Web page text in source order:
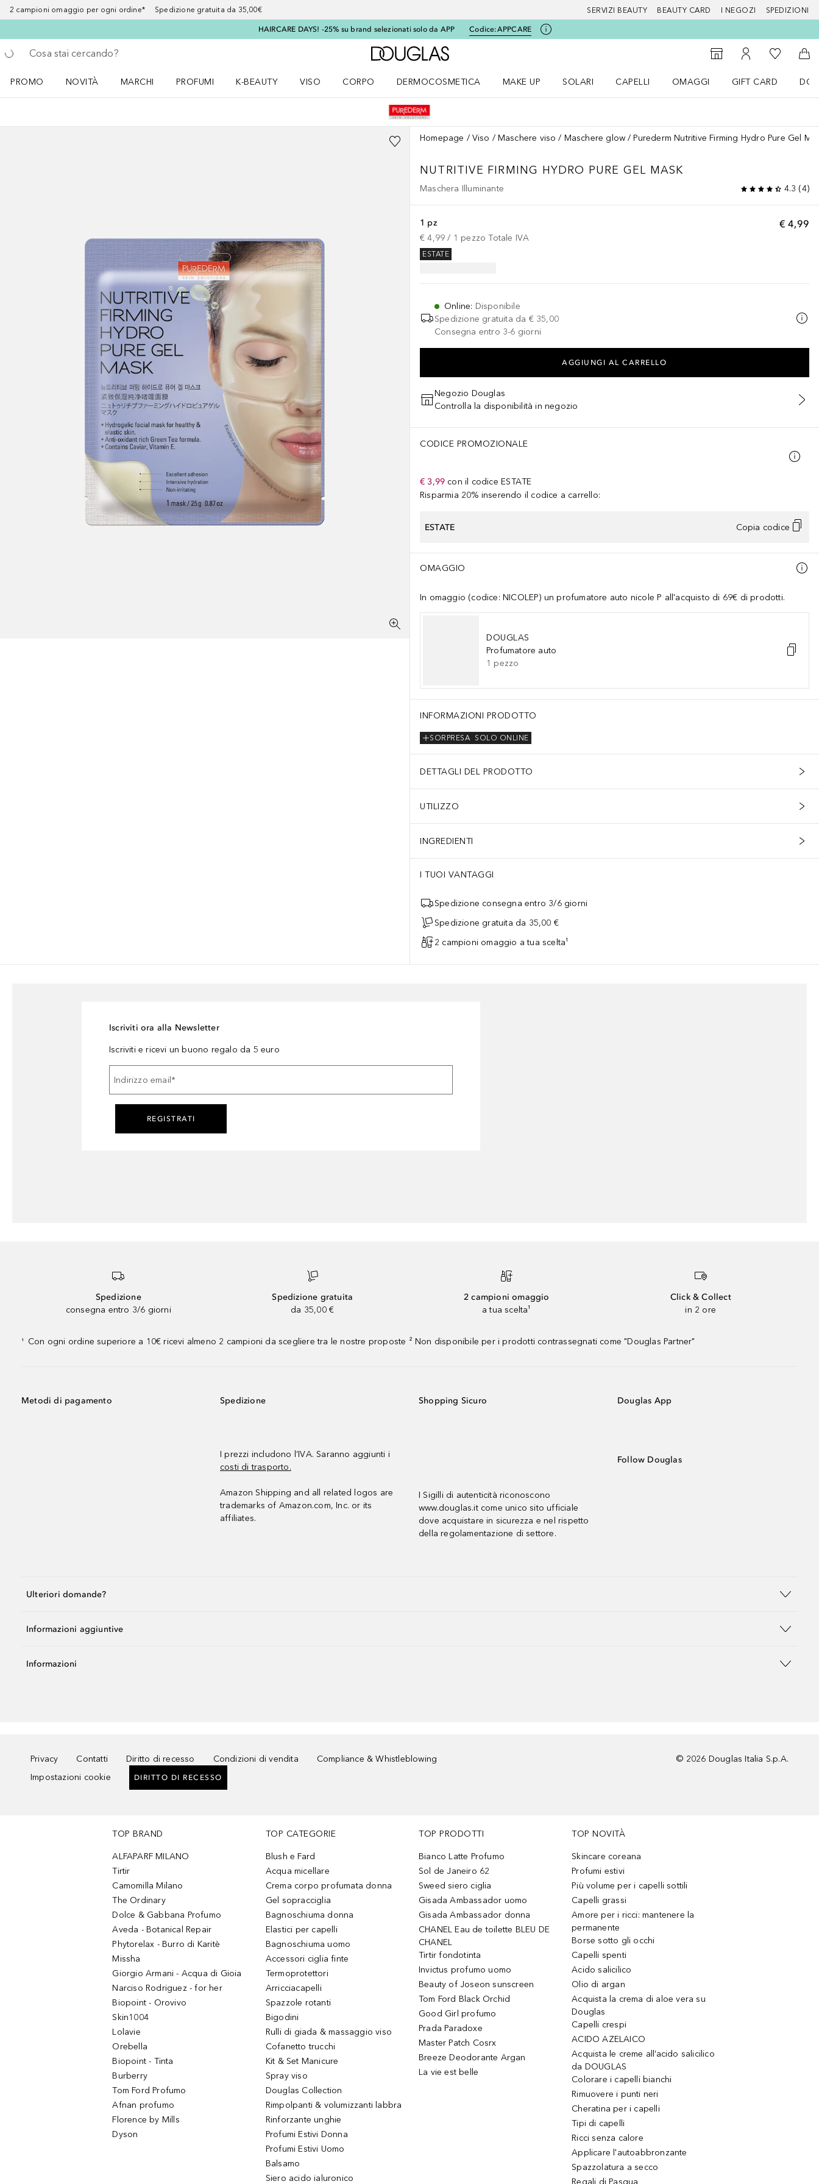
2 campioni omaggio per ogni ordine* Spedizione gratuita da 35,00€ SERVIZI BEAUTY BEAUTY CARD I NEGOZI SPEDIZIONI
HAIRCARE DAYS! -25% su brand selezionati solo da APP Codice:APPCARE
Torna indietro
Esegui ricerca
A Douglas Home
StorefinderAl Mio Account
Alla Mia
Al
PROMO
NOVITÀ
MARCHI
PROFUMI
K-BEAUTY
VISO
CORPO
DERMOCOSMETICA
MAKE UP
SOLARI
CAPELLI
OMAGGI
GIFT CARD
Homepage Viso Maschere viso Maschere glow Purederm Nutritive Firming Hydro Pure Gel
NUTRITIVE FIRMING HYDRO PURE GEL MASK
Maschera Illuminante 4.3 (4)
€ 4,99
1 pz
€ 4,99 / 1 pezzo Totale IVA
ESTATE
Online: Disponibile
Spedizione gratuita da € 35,00
Consegna entro 3-6 giorni
AGGIUNGI AL CARRELLO
Negozio Douglas
Controlla la disponibilità in negozio
CODICE PROMOZIONALE
€ 3,99 con il codice ESTATE
Risparmia 20% inserendo il codice a carrello:
ESTATE Copia codice
OMAGGIO
In omaggio (codice: NICOLEP) un profumatore auto nicole P all'acquisto di 69€ di prodotti.
DOUGLAS
Profumatore auto
1 pezzo
INFORMAZIONI PRODOTTO
SOLO ONLINE
SORPRESA
DETTAGLI DEL PRODOTTO
UTILIZZO
INGREDIENTI
I TUOI VANTAGGI
Spedizione consegna entro 3/6 giorni
Spedizione gratuita da 35,00 €
2 campioni omaggio a tua scelta¹
Iscriviti ora alla Newsletter
Iscriviti e ricevi un buono regalo da 5 euro
Indirizzo email *
REGISTRATI
Spedizione
consegna entro 3/6 giorni
Spedizione gratuita
da 35,00 €
2 campioni omaggio
a tua scelta¹
Click & Collect
in 2 ore
¹ Con ogni ordine superiore a 10€ ricevi almeno 2 campioni da scegliere tra le nostre proposte ² Non disponibile per i prodotti contrassegnati come "Douglas Partner"
Metodi di pagamento Spedizione
I prezzi includono l’IVA. Saranno aggiunti i
costi di trasporto.
Amazon Shipping and all related logos are
trademarks of Amazon.com, Inc. or its
affiliates.
Shopping Sicuro
I Sigilli di autenticità riconoscono
www.douglas.it come unico sito ufficiale
dove acquistare in sicurezza e nel rispetto
della regolamentazione di settore.
Douglas App
Follow Douglas
Ulteriori domande?
Informazioni aggiuntive
Informazioni
Privacy Contatti Diritto di recesso Condizioni di vendita
Compliance & Whistleblowing
Impostazioni cookie
DIRITTO DI RECESSO
© 2026 Douglas Italia S.p.A.
TOP BRAND
ALFAPARF MILANO
Tirtir
Camomilla Milano
The Ordinary
Dolce & Gabbana Profumo
Aveda - Botanical Repair
Phytorelax - Burro di Karitè
Missha
Giorgio Armani - Acqua di Gioia
Narciso Rodriguez - for her
Biopoint - Orovivo
Skin1004
Lolavie
Orebella
Biopoint - Tinta
Burberry
Tom Ford Profumo
Afnan profumo
Florence by Mills
Dyson
TOP CATEGORIE
Blush e Fard
Acqua micellare
Crema corpo profumata donna
Gel sopracciglia
Bagnoschiuma donna
Elastici per capelli
Bagnoschiuma uomo
Accessori ciglia finte
Termoprotettori
Arricciacapelli
Spazzole rotanti
Bigodini
Rulli di giada & massaggio viso
Cofanetto trucchi
Kit & Set Manicure
Spray viso
Douglas Collection
Rimpolpanti & volumizzanti labbra
Rinforzante unghie
Profumi Estivi Donna
Profumi Estivi Uomo
Balsamo
Siero acido ialuronico
TOP PRODOTTI
Bianco Latte Profumo
Sol de Janeiro 62
Sweed siero ciglia
Gisada Ambassador uomo
Gisada Ambassador donna
CHANEL Eau de toilette BLEU DE
CHANEL
Tirtir fondotinta
Invictus profumo uomo
Beauty of Joseon sunscreen
Tom Ford Black Orchid
Good Girl profumo
Prada Paradoxe
Master Patch Cosrx
Breeze Deodorante Argan
La vie est belle
TOP NOVITÀ
Skincare coreana
Profumi estivi
Più volume per i capelli sottili
Capelli grassi
Amore per i ricci: mantenere la
permanente
Borse sotto gli occhi
Capelli spenti
Acido salicilico
Olio di argan
Acquista la crema di aloe vera su
Douglas
Capelli crespi
ACIDO AZELAICO
Acquista le creme all’acido salicilico
da DOUGLAS
Colorare i capelli bianchi
Rimuovere i punti neri
Cheratina per i capelli
Tipi di capelli
Ricci senza calore
Applicare l'autoabbronzante
Spazzolatura a secco
Regali di Pasqua